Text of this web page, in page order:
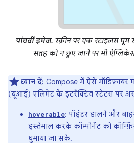
पांचवीं इमेज. स्क्रीन पर एक स्टाइलस घूम
सतह को न छुए जाने पर भी
ध्यान दें: Compose में ऐसे
(यूआई) एलिमेंट के इंटरैक्टिव स्टेटस पर
hoverable: पॉइंटर डालने और
इस्तेमाल करके कॉम्पोनेंट को
घुमाया जा सके.